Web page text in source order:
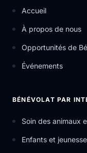
Accueil
À propos de nous
Opportunités de
Événements
BÉNÉVOLAT PAR
Soin des animaux
Enfants et jeunesse